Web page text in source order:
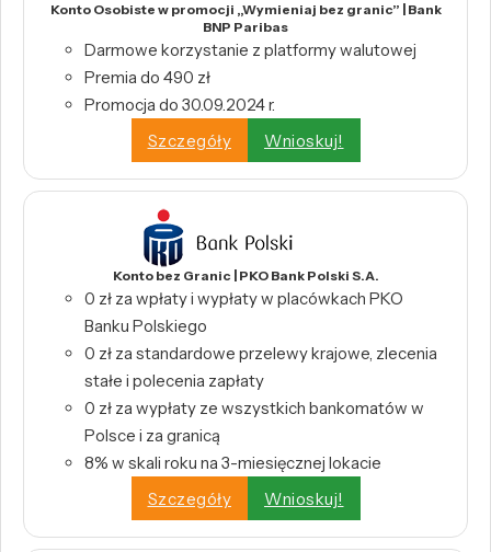
Konto Osobiste w promocji „Wymieniaj bez granic” | Bank
BNP Paribas
Darmowe korzystanie z platformy walutowej
Premia do 490 zł
Promocja do 30.09.2024 r.
Szczegóły
Wnioskuj!
Konto bez Granic | PKO Bank Polski S.A.
0 zł za wpłaty i wypłaty w placówkach PKO
Banku Polskiego
0 zł za standardowe przelewy krajowe, zlecenia
stałe i polecenia zapłaty
0 zł za wypłaty ze wszystkich bankomatów w
Polsce i za granicą
8% w skali roku na 3-miesięcznej lokacie
Szczegóły
Wnioskuj!